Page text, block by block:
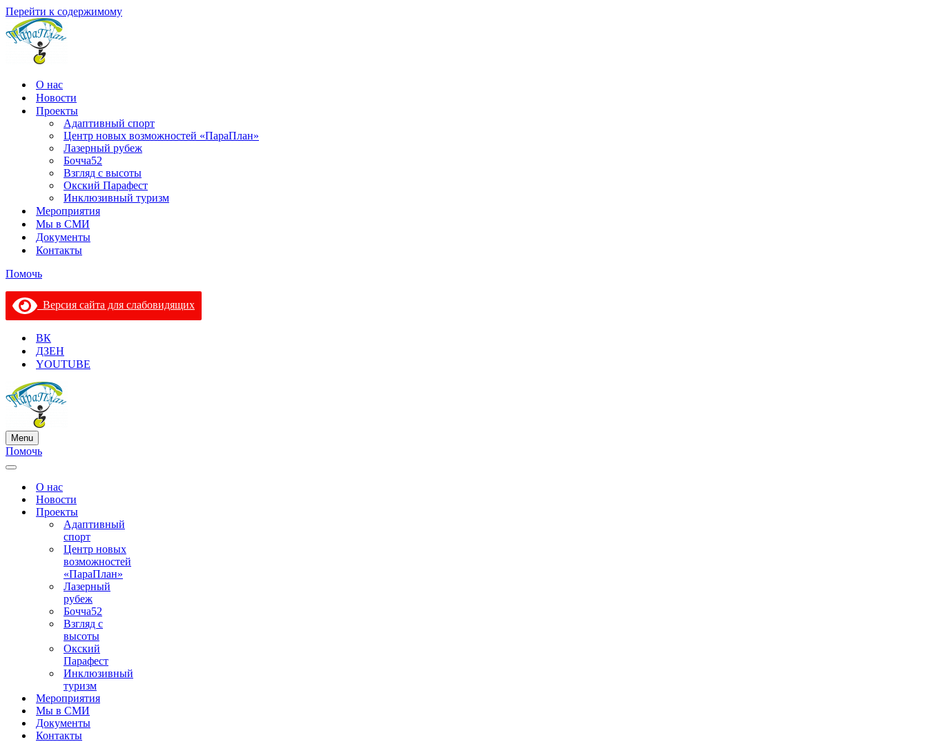
Перейти к содержимому
О нас
Новости
Проекты
Адаптивный спорт
Центр новых возможностей «ПараПлан»
Лазерный рубеж
Бочча52
Взгляд с высоты
Окский Парафест
Инклюзивный туризм
Мероприятия
Мы в СМИ
Документы
Контакты
Помочь
Версия сайта для слабовидящих
ВК
ДЗЕН
YOUTUBE
Menu
Меню
навигации
Помочь
Меню
навигацииО нас
Новости
Проекты
Адаптивный
спорт
Центр новых
возможностей
«ПараПлан»
Лазерный
рубеж
Бочча52
Взгляд с
высоты
Окский
Парафест
Инклюзивный
туризм
Мероприятия
Мы в СМИ
Документы
Контакты